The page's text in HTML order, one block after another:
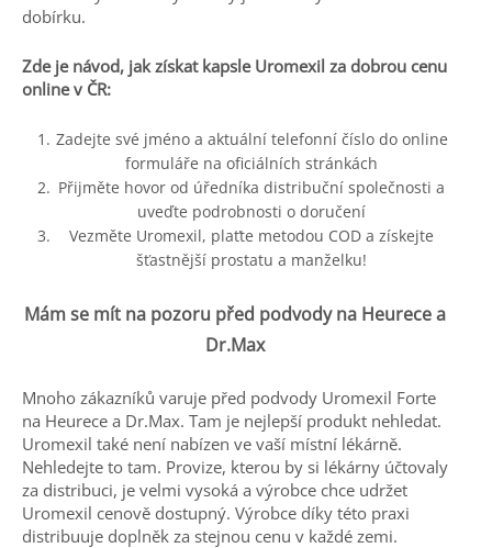
dobírku.
Zde je návod, jak získat kapsle Uromexil za dobrou cenu
online v ČR:
Zadejte své jméno a aktuální telefonní číslo do online
formuláře na oficiálních stránkách
Přijměte hovor od úředníka distribuční společnosti a
uveďte podrobnosti o doručení
Vezměte Uromexil, plaťte metodou COD a získejte
šťastnější prostatu a manželku!
Mám se mít na pozoru před podvody na Heurece a
Dr.Max
Mnoho zákazníků varuje před podvody Uromexil Forte
na Heurece a Dr.Max. Tam je nejlepší produkt nehledat.
Uromexil také není nabízen ve vaší místní lékárně.
Nehledejte to tam. Provize, kterou by si lékárny účtovaly
za distribuci, je velmi vysoká a výrobce chce udržet
Uromexil cenově dostupný. Výrobce díky této praxi
distribuuje doplněk za stejnou cenu v každé zemi.